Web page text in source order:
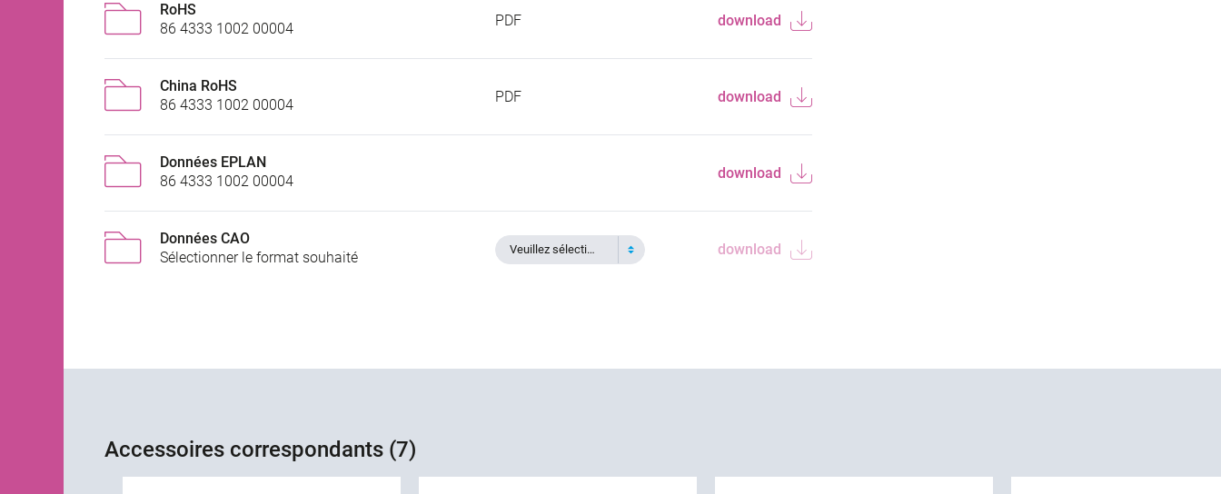
RoHS
86 4333 1002 00004
PDF download
China RoHS
86 4333 1002 00004
PDF download
Données EPLAN
86 4333 1002 00004
download
Données CAO
Sélectionner le format souhaité
Veuillez sélectionner download
Accessoires correspondants (7)